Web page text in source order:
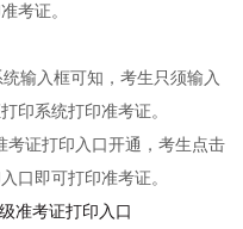
考证。
输入框可知，考生只须输入
印系统打印准考证。
证打印入口开通，考生点击
口即可打印准考证。
准考证打印入口